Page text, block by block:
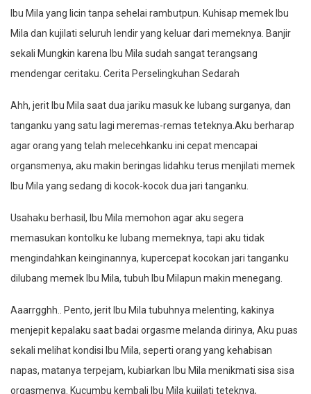
Ibu Mila yang licin tanpa sehelai rambutpun. Kuhisap memek Ibu
Mila dan kujilati seluruh lendir yang keluar dari memeknya. Banjir
sekali Mungkin karena Ibu Mila sudah sangat terangsang
mendengar ceritaku. Cerita Perselingkuhan Sedarah
Ahh, jerit Ibu Mila saat dua jariku masuk ke lubang surganya, dan
tanganku yang satu lagi meremas-remas teteknya.Aku berharap
agar orang yang telah melecehkanku ini cepat mencapai
organsmenya, aku makin beringas lidahku terus menjilati memek
Ibu Mila yang sedang di kocok-kocok dua jari tanganku.
Usahaku berhasil, Ibu Mila memohon agar aku segera
memasukan kontolku ke lubang memeknya, tapi aku tidak
mengindahkan keinginannya, kupercepat kocokan jari tanganku
dilubang memek Ibu Mila, tubuh Ibu Milapun makin menegang.
Aaarrgghh.. Pento, jerit Ibu Mila tubuhnya melenting, kakinya
menjepit kepalaku saat badai orgasme melanda dirinya, Aku puas
sekali melihat kondisi Ibu Mila, seperti orang yang kehabisan
napas, matanya terpejam, kubiarkan Ibu Mila menikmati sisa sisa
orgasmenya. Kucumbu kembali Ibu Mila kujilati teteknya,